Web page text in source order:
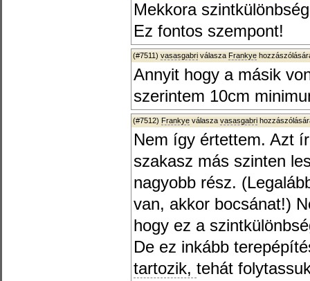
Mekkora
Ez fontos szempont!
(#7511) vasasgabri válasza Frankye
Annyit hogy a másik
szerintem 10cm
(#7512) Frankye válasza vasasgabri
Nem így értettem. Azt
szakasz más szinten
nagyobb rész.
van, akkor bocsánat!)
hogy ez a
De ez inkább
tartozik, tehát